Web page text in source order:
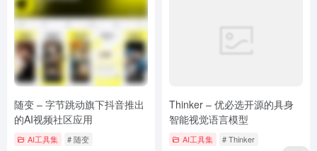
随变 – 字节跳动旗下抖音推出
的AI视频社区应用
AI工具集 # 随变
Thinker – 优必选开源的具身
智能视觉语言模型
AI工具集 # Thinker